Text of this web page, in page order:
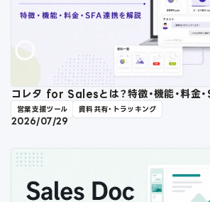
コレタ for Salesとは？特徴・機能・料金
営業支援ツール 資料共有・トラッキング
2026/07/29